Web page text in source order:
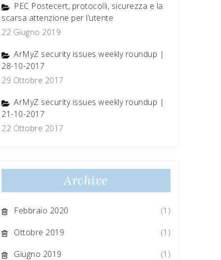
PEC Postecert, protocolli, sicurezza e la
scarsa attenzione per l’utente
22 Giugno 2019
ArMyZ security issues weekly roundup |
28-10-2017
29 Ottobre 2017
ArMyZ security issues weekly roundup |
21-10-2017
22 Ottobre 2017
Archive
Febbraio 2020
(1)
Ottobre 2019
(1)
Giugno 2019
(1)